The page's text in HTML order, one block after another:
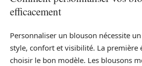
efficacement
Personnaliser un blouson nécessite
style, confort et visibilité. La première
choisir le bon modèle. Les blousons